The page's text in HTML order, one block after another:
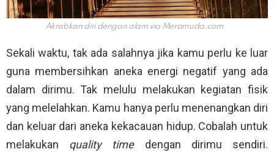
Akrabkan diri dengan alam via Meramuda.com
Sekali waktu, tak ada salahnya jika kamu perlu ke luar
guna membersihkan aneka energi negatif yang ada
dalam dirimu. Tak melulu melakukan kegiatan fisik
yang melelahkan. Kamu hanya perlu menenangkan diri
dan keluar dari aneka kekacauan hidup. Cobalah untuk
melakukan quality time dengan dirimu sendiri.